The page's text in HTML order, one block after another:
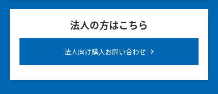
法人の方はこちら
法人向け購入お問い合わせ